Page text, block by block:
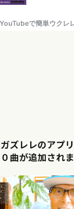
ズレレのアプ
曲が追加され